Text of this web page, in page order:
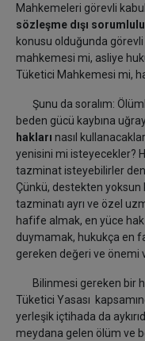
Mahkemeleri görevli
sözleşme dışı
konusu olduğunda
mahkemesi mi, asliye
Tüketici Mahkemesi mi,
Şunu da soralım:
beden gücü kaybına
hakları nasıl
yenisini mi isteyecekler?
tazminat isteyebilirler
Çünkü, destekten yoksun
tazminatı ayrı ve özel
hafife almak, en yüce
duymamak, hukukça en
gereken değeri ve önemi
Bilinmesi gereken bir
Tüketici Yasası
yerleşik içtihada da
meydana gelen ölüm ve